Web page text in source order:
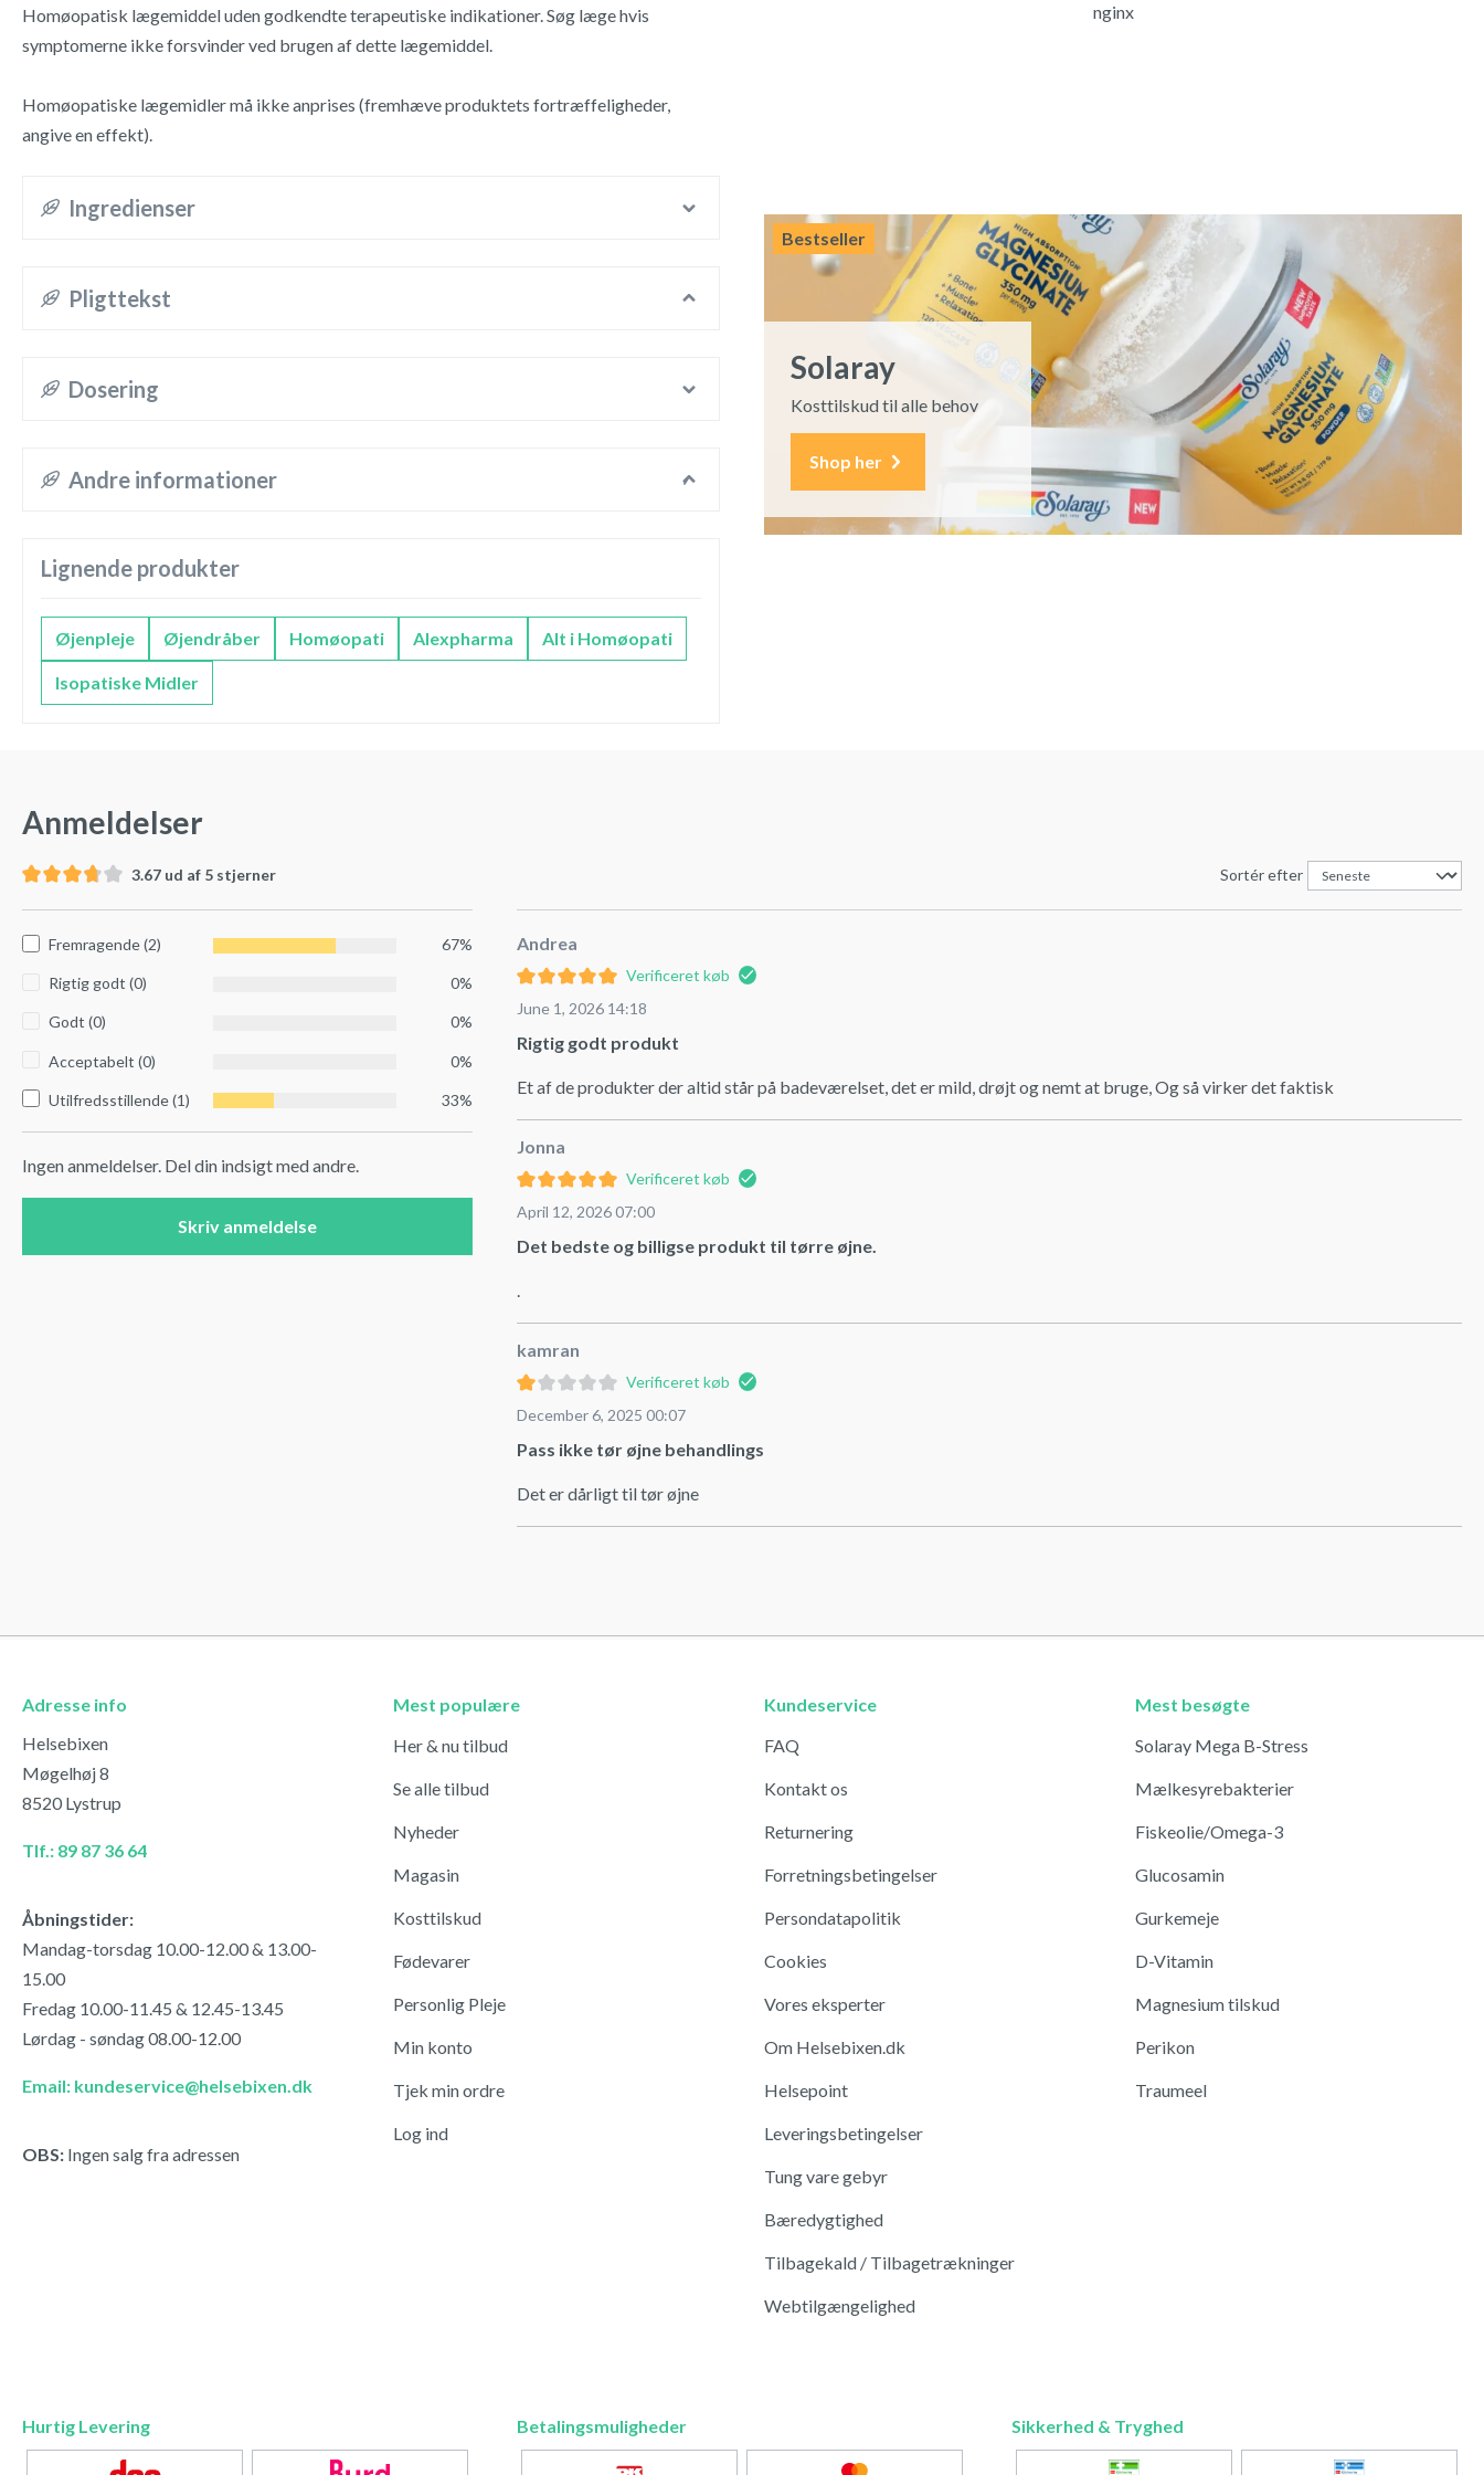
Homøopatisk lægemiddel uden godkendte terapeutiske indikationer. Søg læge hvis
symptomerne ikke forsvinder ved brugen af dette lægemiddel.
Homøopatiske lægemidler må ikke anprises (fremhæve produktets fortræffeligheder,
angive en effekt).
Ingredienser
Pligttekst
Dosering
Andre informationer
Lignende produkter
Øjenpleje Øjendråber Homøopati Alexpharma Alt i Homøopati
Isopatiske Midler
nginx
Bestseller
Solaray
Kosttilskud til alle behov
Shop her
Anmeldelser
3.67 ud af 5 stjerner
Fremragende (2) 67%
Rigtig godt (0) 0%
Godt (0) 0%
Acceptabelt (0) 0%
Utilfredsstillende (1) 33%
Ingen anmeldelser. Del din indsigt med andre.
Skriv anmeldelse
Sortér efter
Andrea
Verificeret køb
June 1, 2026 14:18
Rigtig godt produkt
Et af de produkter der altid står på badeværelset, det er mild, drøjt og nemt at bruge, Og så virker det faktisk
Jonna
Verificeret køb
April 12, 2026 07:00
Det bedste og billigse produkt til tørre øjne.
.
kamran
Verificeret køb
December 6, 2025 00:07
Pass ikke tør øjne behandlings
Det er dårligt til tør øjne
Adresse info
Helsebixen
Møgelhøj 8
8520 Lystrup
Tlf.: 89 87 36 64
Åbningstider:
Mandag-torsdag 10.00-12.00 & 13.00-
15.00
Fredag 10.00-11.45 & 12.45-13.45
Lørdag - søndag 08.00-12.00
Email: kundeservice@helsebixen.dk
OBS: Ingen salg fra adressen
Mest populære
Her & nu tilbud
Se alle tilbud
Nyheder
Magasin
Kosttilskud
Fødevarer
Personlig Pleje
Min konto
Tjek min ordre
Log ind
Kundeservice
FAQ
Kontakt os
Returnering
Forretningsbetingelser
Persondatapolitik
Cookies
Vores eksperter
Om Helsebixen.dk
Helsepoint
Leveringsbetingelser
Tung vare gebyr
Bæredygtighed
Tilbagekald / Tilbagetrækninger
Webtilgængelighed
Mest besøgte
Solaray Mega B-Stress
Mælkesyrebakterier
Fiskeolie/Omega-3
Glucosamin
Gurkemeje
D-Vitamin
Magnesium tilskud
Perikon
Traumeel
Hurtig Levering Betalingsmuligheder Sikkerhed & Tryghed